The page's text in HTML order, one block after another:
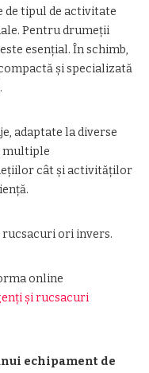
de tipul de activitate
Pentru drumeții
esențial. În schimb,
și specializată
adaptate la diverse
multiple
cât și activităților
rucsacuri ori invers.
online
și rucsacuri
echipament de